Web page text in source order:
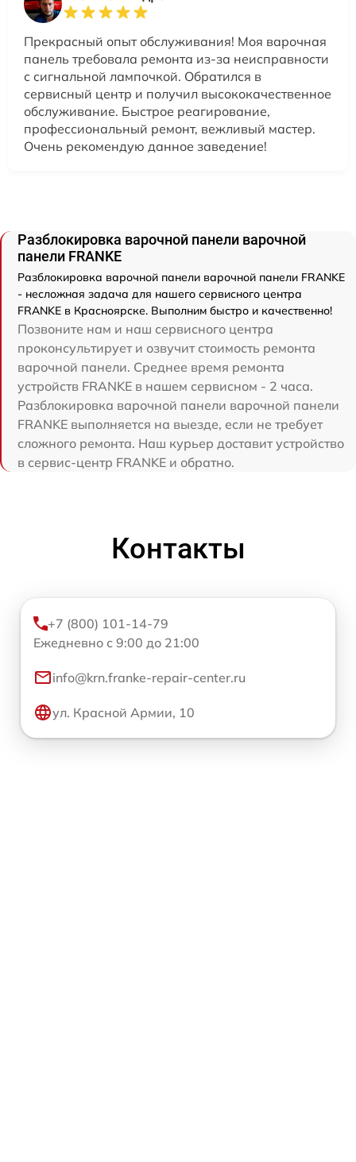
Прекрасный опыт обслуживания! Моя варочная
панель требовала ремонта из-за неисправности
с сигнальной лампочкой. Обратился в
сервисный центр и получил высококачественное
обслуживание. Быстрое реагирование,
профессиональный ремонт, вежливый мастер.
Очень рекомендую данное заведение!
Разблокировка варочной панели варочной
панели FRANKE
Разблокировка варочной панели варочной панели FRANKE
- несложная задача для нашего сервисного центра
FRANKE в Красноярске. Выполним быстро и качественно!
Позвоните нам и наш сервисного центра
проконсультирует и озвучит стоимость ремонта
варочной панели. Среднее время ремонта
устройств FRANKE в нашем сервисном - 2 часа.
Разблокировка варочной панели варочной панели
FRANKE выполняется на выезде, если не требует
сложного ремонта. Наш курьер доставит устройство
в сервис-центр FRANKE и обратно.
Контакты
+7 (800) 101-14-79
Ежедневно с 9:00 до 21:00
info@krn.franke-repair-center.ru
ул. Красной Армии, 10